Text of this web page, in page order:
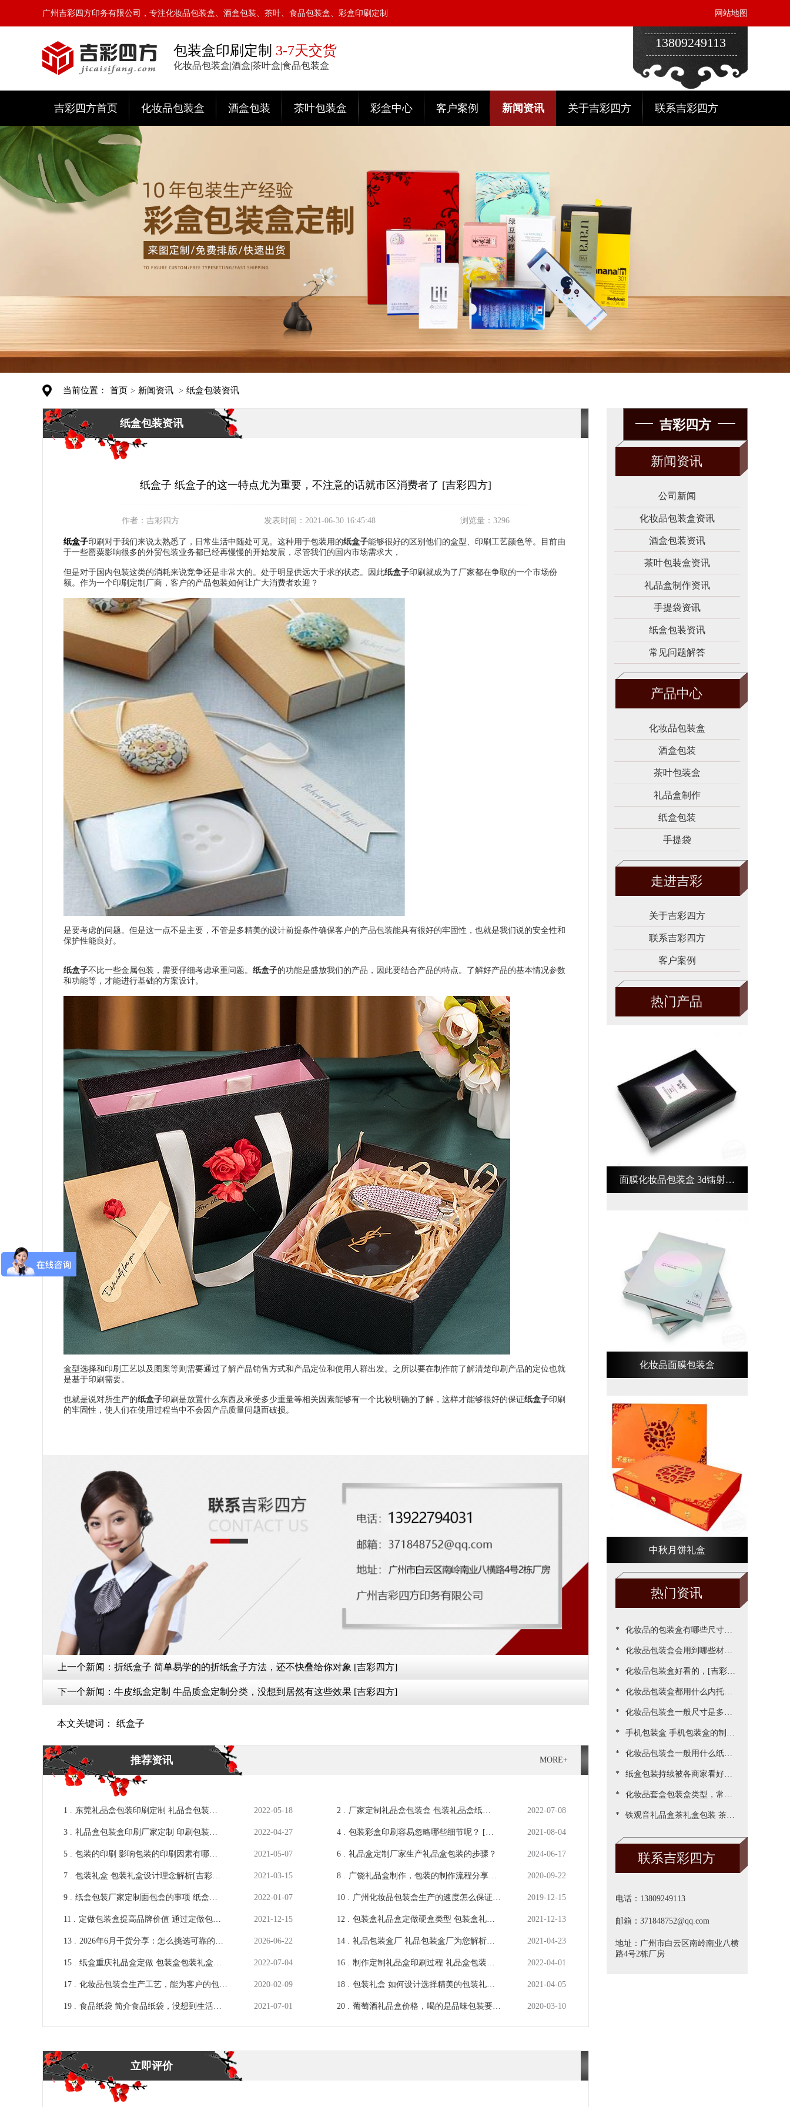
广州吉彩四方印务有限公司，专注化妆品包装盒、酒盒包装、茶叶、食品包装盒、彩盒印刷定制 网站地图
包装盒印刷定制 3-7天交货
化妆品包装盒|酒盒|茶叶盒|食品包装盒
13809249113
吉彩四方首页 化妆品包装盒 酒盒包装 茶叶包装盒 彩盒中心 客户案例 新闻资讯 关于吉彩四方 联系吉彩四方
当前位置： 首页 > 新闻资讯 > 纸盒包装资讯
纸盒包装资讯
纸盒子 纸盒子的这一特点尤为重要，不注意的话就市区消费者了 [吉彩四方]
作者： 吉彩四方 发表时间： 2021-06-30 16:45:48 浏览量： 3296
纸盒子印刷对于我们来说太熟悉了，日常生活中随处可见。这种用于包装用的纸盒子能够很好的区别他们的盒型、印刷工艺颜色等。目前由
于一些罂粟影响很多的外贸包装业务都已经再慢慢的开始发展，尽管我们的国内市场需求大，
但是对于国内包装这类的消耗来说竞争还是非常大的。处于明显供远大于求的状态。因此纸盒子印刷就成为了厂家都在争取的一个市场份
额。作为一个印刷定制厂商，客户的产品包装如何让广大消费者欢迎？
是要考虑的问题。但是这一点不是主要，不管是多精美的设计前提条件确保客户的产品包装能具有很好的牢固性，也就是我们说的安全性和
保护性能良好。
纸盒子不比一些金属包装，需要仔细考虑承重问题。 纸盒子的功能是盛放我们的产品，因此要结合产品的特点。了解好产品的基本情况参数
和功能等，才能进行基础的方案设计。
盒型选择和印刷工艺以及图案等则需要通过了解产品销售方式和产品定位和使用人群出发。之所以要在制作前了解清楚印刷产品的定位也就
是基于印刷需要。
也就是说对所生产的纸盒子印刷是放置什么东西及承受多少重量等相关因素能够有一个比较明确的了解，这样才能够很好的保证纸盒子印刷
的牢固性，使人们在使用过程当中不会因产品质量问题而破损。
上一个新闻： 折纸盒子 简单易学的的折纸盒子方法，还不快叠给你对象 [吉彩四方]
下一个新闻： 牛皮纸盒定制 牛品质盒定制分类，没想到居然有这些效果 [吉彩四方]
本文关键词： 纸盒子
推荐资讯 MORE+
1 .
东莞礼品盒包装印刷定制 礼品盒包装盒
2022-05-18 2 .
厂家定制礼品盒包装盒 包装礼品盒纸盒
2022-07-08
3 .
礼品盒包装盒印刷厂家定制 印刷包装盒
2022-04-27 4 .
包装彩盒印刷容易忽略哪些细节呢？ [吉
2021-08-04
5 .
包装的印刷 影响包装的印刷因素有哪
2021-05-07 6 . 礼品盒定制厂家生产礼品盒包装的步骤？ 2024-06-17
7 .
包装礼盒 包装礼盒设计理念解析[吉彩四
2021-03-15 8 .
广饶礼品盒制作，包装的制作流程分享
2020-09-22
9 .
纸盒包装厂家定制面包盒的事项 纸盒包
2022-01-07 10 .
广州化妆品包装盒生产的速度怎么保证，
2019-12-15
11 .
定做包装盒提高品牌价值 通过定做包装
2021-12-15 12 .
包装盒礼品盒定做硬盒类型 包装盒礼品
2021-12-13
13 .
2026年6月干货分享：怎么挑选可靠的化
2026-06-22 14 .
礼品包装盒厂 礼品包装盒厂为您解析包
2021-04-23
15 .
纸盒重庆礼品盒定做 包装盒包装礼盒定
2022-07-04 16 .
制作定制礼品盒印刷过程 礼品盒包装盒
2022-04-01
17 .
化妆品包装盒生产工艺，能为客户的包装
2020-02-09 18 .
包装礼盒 如何设计选择精美的包装礼盒
2021-04-05
19 .
食品纸袋 简介食品纸袋，没想到生活中
2021-07-01 20 .
葡萄酒礼品盒价格，喝的是品味包装要有
2020-03-10
立即评价
吉彩四方
新闻资讯
公司新闻
化妆品包装盒资讯
酒盒包装资讯
茶叶包装盒资讯
礼品盒制作资讯
手提袋资讯
纸盒包装资讯
常见问题解答
产品中心
化妆品包装盒
酒盒包装
茶叶包装盒
礼品盒制作
纸盒包装
手提袋
走进吉彩
关于吉彩四方
联系吉彩四方
客户案例
热门产品
面膜化妆品包装盒 3d镭射化
化妆品面膜包装盒
中秋月饼礼盒
热门资讯
* 化妆品的包装盒有哪些尺寸，
包装尺寸需要怎么设定呢[吉彩
四方]
* 化妆品包装盒会用到哪些材
质？[吉彩四方]为您一一罗列
出来
* 化妆品包装盒好看的，[吉彩四
方]为客户做出各种好看包装案
例
* 化妆品包装盒都用什么内托，
[吉彩四方]常见的有三种材质
* 化妆品包装盒一般尺寸是多
少，实际测算的尺寸更精准[吉
彩四方]
* 手机包装盒 手机包装盒的制作
过程[吉彩四方]详解包装的制
作流程
* 化妆品包装盒一般用什么纸，
说说常用的材质都有哪些[吉彩
四方]
* 纸盒包装持续被各商家看好，
源于国家对环保的重视与监管
[吉彩四方]新闻
* 化妆品套盒包装盒类型，常见
的包装盒型有哪些呢？[吉彩四
方]
* 铁观音礼品盒茶礼盒包装 茶叶
包装盒礼盒定制厂家[吉彩四
联系吉彩四方
电话：13809249113
邮箱：371848752@qq.com
地址：广州市白云区南岭南业八横
路4号2栋厂房